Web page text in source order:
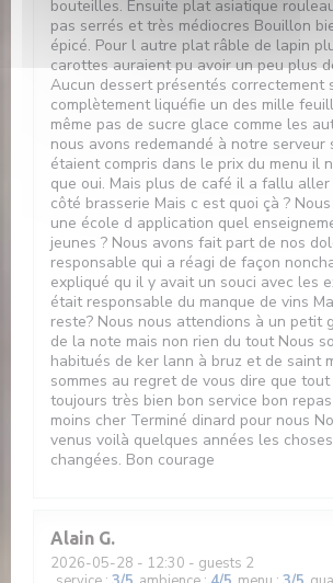
bouteilles. Ensuite plat asiatique
pas serrés et très médiocres Bouillon
épicé. Pour l autre plat râble de lapin
carottes auraient pu avoir un peu plus
Aucun dessert présentés correctement
complètement liquéfie un des mille
même pas de sucre glace comme les
nous avons redemandé à notre serveur
étaient compris dans le prix du menu il
que oui. Mais plus de café il a fallu
côté brasserie Mais c est quoi çà ?
une école d application quel
jeunes ? Nous avons fait part de nos
responsable qui a réagi de façon
expliqué qu il y avait un souci avec les
était responsable du manque de vins
reste? Nous nous attendions à un petit
de la note mais non rien du tout Nous
habitués de ker lann à bruz et de saint
sommes au regret de vous dire que
toujours très bien bon service bon
moins cher Terminé dinard pour nous
venus voilà quelques années les
changées. Bon courage
Alain G
2026-05-28 - 12:30 - guests 2